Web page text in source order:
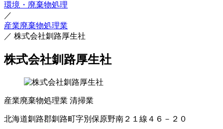
環境・廃棄物処理
／
産業廃棄物処理業
／ 株式会社釧路厚生社
株式会社釧路厚生社
産業廃棄物処理業 清掃業
北海道釧路郡釧路町字別保原野南２１線４６－２０